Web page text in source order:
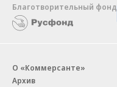
Благотворительный фонд
О «Коммерсанте»
Архив